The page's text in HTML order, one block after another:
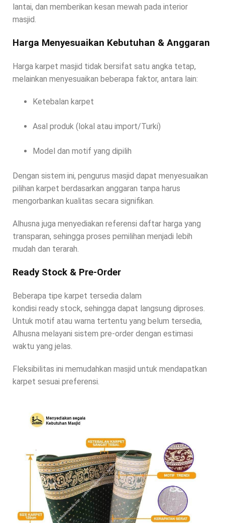
lantai, dan memberikan kesan mewah pada interior
masjid.
Harga Menyesuaikan Kebutuhan & Anggaran
Harga karpet masjid tidak bersifat satu angka tetap,
melainkan menyesuaikan beberapa faktor, antara lain:
Ketebalan karpet
Asal produk (lokal atau import/Turki)
Model dan motif yang dipilih
Dengan sistem ini, pengurus masjid dapat menyesuaikan
pilihan karpet berdasarkan anggaran tanpa harus
mengorbankan kualitas secara signifikan.
Alhusna juga menyediakan referensi daftar harga yang
transparan, sehingga proses pemilihan menjadi lebih
mudah dan terarah.
Ready Stock & Pre-Order
Beberapa tipe karpet tersedia dalam
kondisi ready stock, sehingga dapat langsung diproses.
Untuk motif atau warna tertentu yang belum tersedia,
Alhusna melayani sistem pre-order dengan estimasi
waktu yang jelas.
Fleksibilitas ini memudahkan masjid untuk mendapatkan
karpet sesuai preferensi.